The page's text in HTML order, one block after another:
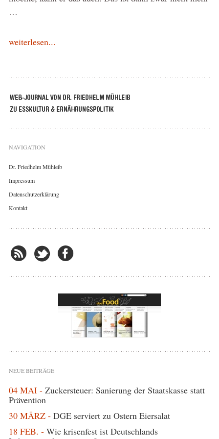
…
weiterlesen...
NAVIGATION
Dr. Friedhelm Mühleib
Impressum
Datenschutzerklärung
Kontakt
NEUE BEITRÄGE
04 MAI - Zuckersteuer: Sanierung der Staatskasse statt
Prävention
30 MÄRZ - DGE serviert zu Ostern Eiersalat
18 FEB. - Wie krisenfest ist Deutschlands